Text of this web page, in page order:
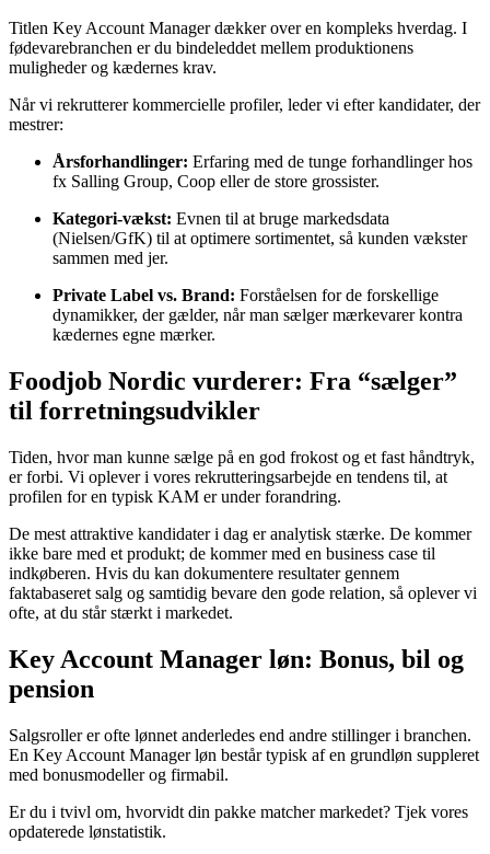
Titlen Key Account Manager dækker over en kompleks hverdag. I
fødevarebranchen er du bindeleddet mellem produktionens
muligheder og kædernes krav.
Når vi rekrutterer kommercielle profiler, leder vi efter kandidater, der
mestrer:
Årsforhandlinger: Erfaring med de tunge forhandlinger hos
fx Salling Group, Coop eller de store grossister.
Kategori-vækst: Evnen til at bruge markedsdata
(Nielsen/GfK) til at optimere sortimentet, så kunden vækster
sammen med jer.
Private Label vs. Brand: Forståelsen for de forskellige
dynamikker, der gælder, når man sælger mærkevarer kontra
kædernes egne mærker.
Foodjob Nordic vurderer: Fra “sælger”
til forretningsudvikler
Tiden, hvor man kunne sælge på en god frokost og et fast håndtryk,
er forbi. Vi oplever i vores rekrutteringsarbejde en tendens til, at
profilen for en typisk KAM er under forandring.
De mest attraktive kandidater i dag er analytisk stærke. De kommer
ikke bare med et produkt; de kommer med en business case til
indkøberen. Hvis du kan dokumentere resultater gennem
faktabaseret salg og samtidig bevare den gode relation, så oplever vi
ofte, at du står stærkt i markedet.
Key Account Manager løn: Bonus, bil og
pension
Salgsroller er ofte lønnet anderledes end andre stillinger i branchen.
En Key Account Manager løn består typisk af en grundløn suppleret
med bonusmodeller og firmabil.
Er du i tvivl om, hvorvidt din pakke matcher markedet? Tjek vores
opdaterede lønstatistik.